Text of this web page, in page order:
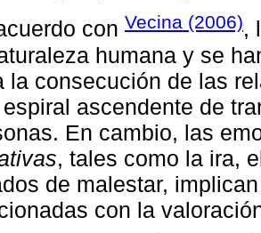
con Vecina (2006),
humana y se
la consecución de las
ascendente de
En cambio, las
, tales como la ira,
de malestar,
con la